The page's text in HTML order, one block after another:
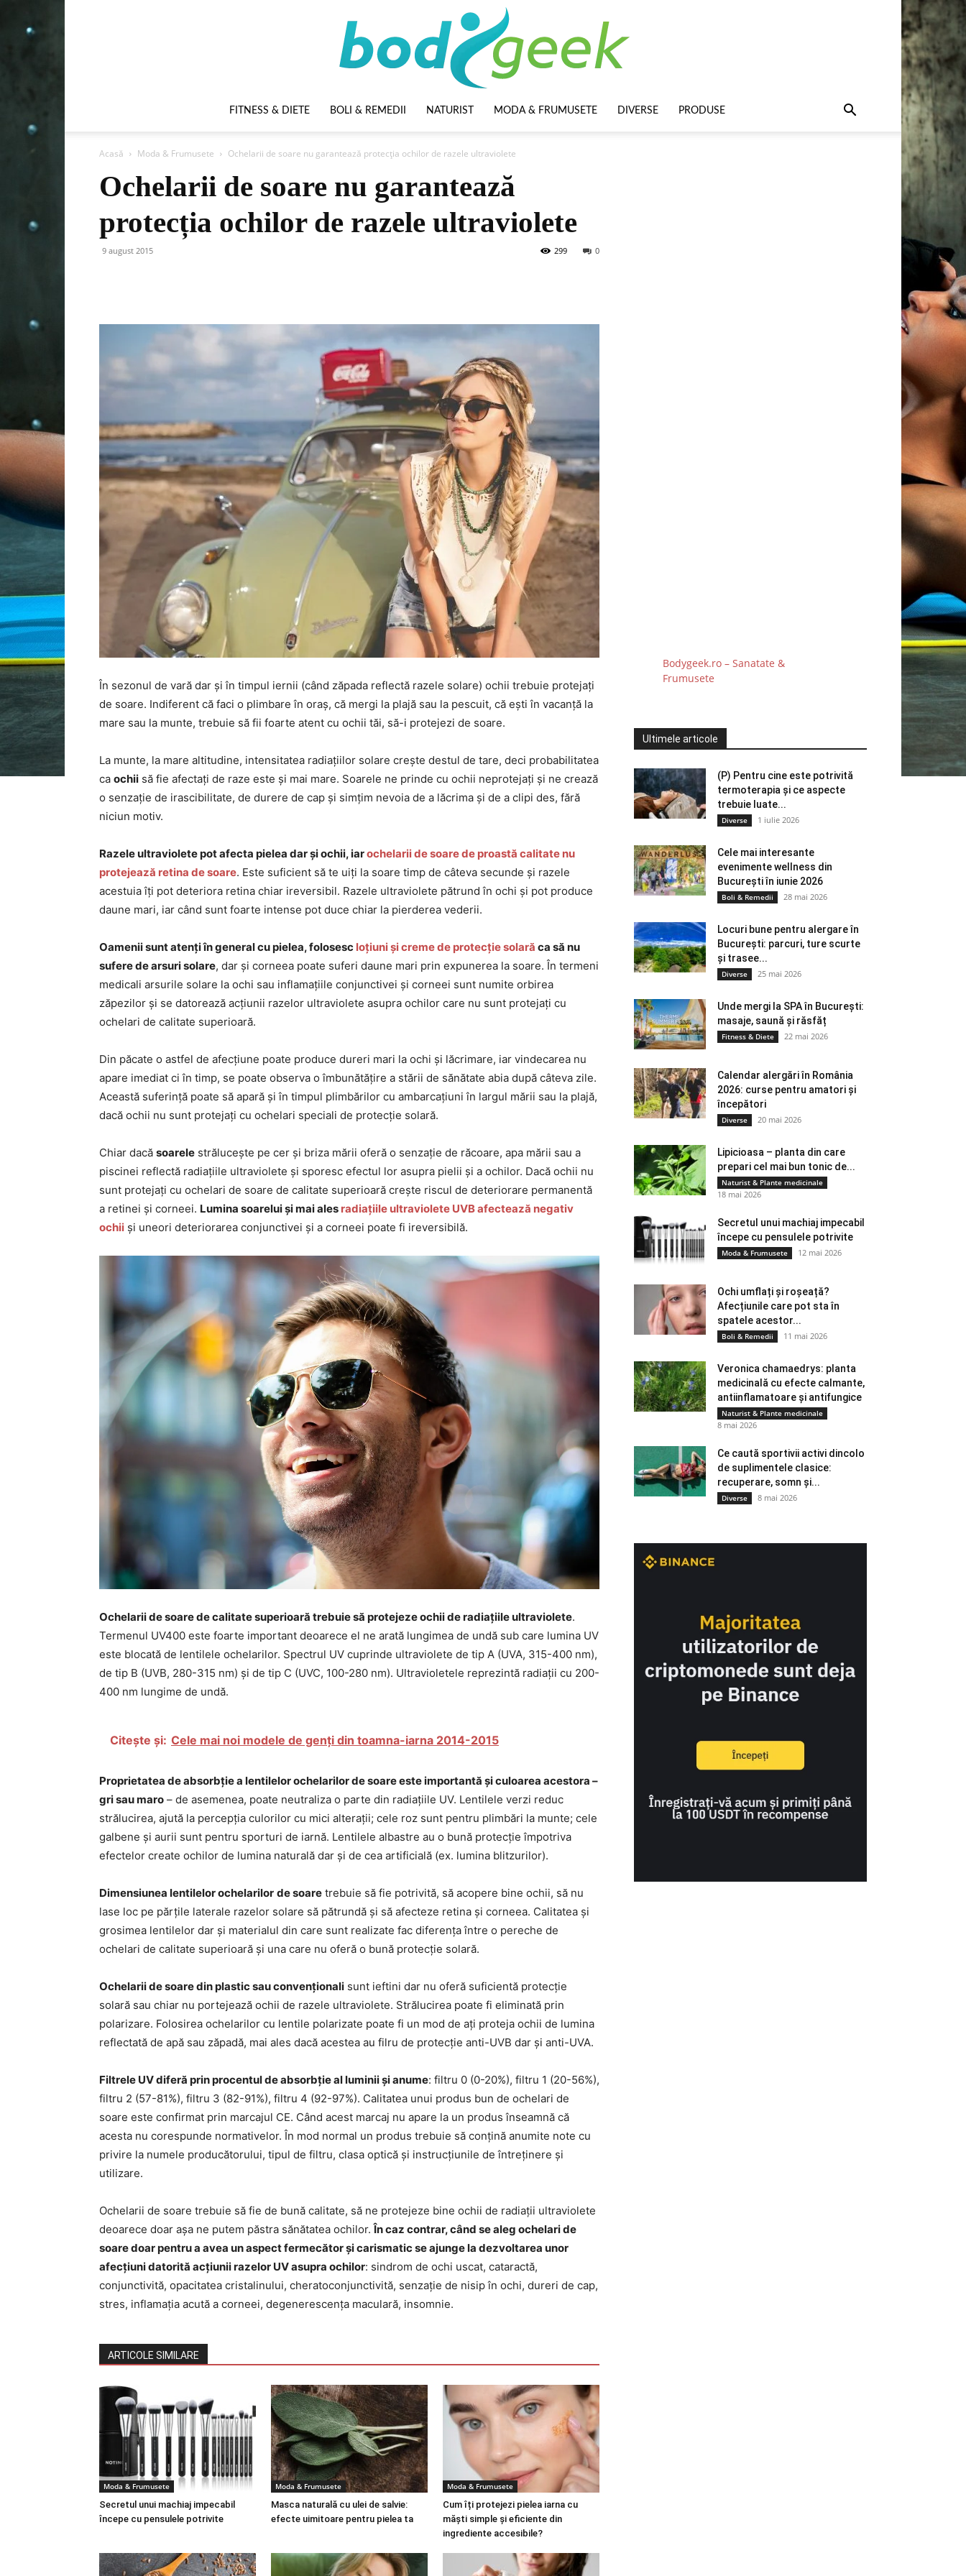
FITNESS & DIETE BOLI & REMEDII NATURIST MODA & FRUMUSETE DIVERSE PRODUSE
Acasă Moda & Frumusete Ochelarii de soare nu garantează protecția ochilor de razele ultraviolete
Ochelarii de soare nu garantează
protecția ochilor de razele ultraviolete
9 august 2015 0
299
În sezonul de vară dar și în timpul iernii (când zăpada reflectă razele solare) ochii trebuie protejați
de soare. Indiferent că faci o plimbare în oraș, că mergi la plajă sau la pescuit, că ești în vacanță la
mare sau la munte, trebuie să fii foarte atent cu ochii tăi, să-i protejezi de soare.
La munte, la mare altitudine, intensitatea radiațiilor solare crește destul de tare, deci probabilitatea
ca ochii să fie afectați de raze este și mai mare. Soarele ne prinde cu ochii neprotejați și ne crează
o senzație de irascibilitate, de durere de cap și simțim nevoia de a lăcrima și de a clipi des, fără
niciun motiv.
Razele ultraviolete pot afecta pielea dar și ochii, iarochelarii de soare de proastă calitate nu
protejează retina de soare. Este suficient să te uiți la soare timp de câteva secunde și razele
acestuia îți pot deteriora retina chiar ireversibil. Razele ultraviolete pătrund în ochi și pot produce
daune mari, iar când sunt foarte intense pot duce chiar la pierderea vederii.
Oamenii sunt atenți în general cu pielea, folosesc loțiuni și creme de protecție solară ca să nu
sufere de arsuri solare, dar și corneea poate suferi daune mari prin expunerea la soare. În termeni
medicali arsurile solare la ochi sau inflamațiile conjunctivei și corneei sunt numite orbirea
zăpezilor și se datorează acțiunii razelor ultraviolete asupra ochilor care nu sunt protejați cu
ochelari de calitate superioară.
Din păcate o astfel de afecțiune poate produce dureri mari la ochi și lăcrimare, iar vindecarea nu
apare imediat ci în timp, se poate observa o îmbunătățire a stării de sănătate abia după câteva zile.
Această suferință poate să apară și în timpul plimbărilor cu ambarcațiuni în largul mării sau la plajă,
dacă ochii nu sunt protejați cu ochelari speciali de protecție solară.
Chiar dacă soarele strălucește pe cer și briza mării oferă o senzație de răcoare, apa mării sau a
piscinei reflectă radiațiile ultraviolete și sporesc efectul lor asupra pielii și a ochilor. Dacă ochii nu
sunt protejați cu ochelari de soare de calitate superioară crește riscul de deteriorare permanentă
a retinei și corneei. Lumina soarelui și mai ales radiațiile ultraviolete UVB afectează negativ
ochii și uneori deteriorarea conjunctivei și a corneei poate fi ireversibilă.
Ochelarii de soare de calitate superioară trebuie să protejeze ochii de radiațiile ultraviolete.
Termenul UV400 este foarte important deoarece el ne arată lungimea de undă sub care lumina UV
este blocată de lentilele ochelarilor. Spectrul UV cuprinde ultraviolete de tip A (UVA, 315-400 nm),
de tip B (UVB, 280-315 nm) și de tip C (UVC, 100-280 nm). Ultravioletele reprezintă radiații cu 200-
400 nm lungime de undă.
Citește și: Cele mai noi modele de genți din toamna-iarna 2014-2015
Proprietatea de absorbție a lentilelor ochelarilor de soare este importantă și culoarea acestora –
gri sau maro – de asemenea, poate neutraliza o parte din radiațiile UV. Lentilele verzi reduc
strălucirea, ajută la percepția culorilor cu mici alterații; cele roz sunt pentru plimbări la munte; cele
galbene și aurii sunt pentru sporturi de iarnă. Lentilele albastre au o bună protecție împotriva
efectelor create ochilor de lumina naturală dar și de cea artificială (ex. lumina blitzurilor).
Dimensiunea lentilelor ochelarilor de soare trebuie să fie potrivită, să acopere bine ochii, să nu
lase loc pe părțile laterale razelor solare să pătrundă și să afecteze retina și corneea. Calitatea și
grosimea lentilelor dar și materialul din care sunt realizate fac diferența între o pereche de
ochelari de calitate superioară și una care nu oferă o bună protecție solară.
Ochelarii de soare din plastic sau convenționali sunt ieftini dar nu oferă suficientă protecție
solară sau chiar nu portejează ochii de razele ultraviolete. Strălucirea poate fi eliminată prin
polarizare. Folosirea ochelarilor cu lentile polarizate poate fi un mod de ați proteja ochii de lumina
reflectată de apă sau zăpadă, mai ales dacă acestea au filru de protecție anti-UVB dar și anti-UVA.
Filtrele UV diferă prin procentul de absorbție al luminii și anume: filtru 0 (0-20%), filtru 1 (20-56%),
filtru 2 (57-81%), filtru 3 (82-91%), filtru 4 (92-97%). Calitatea unui produs bun de ochelari de
soare este confirmat prin marcajul CE. Când acest marcaj nu apare la un produs înseamnă că
acesta nu corespunde normativelor. În mod normal un produs trebuie să conțină anumite note cu
privire la numele producătorului, tipul de filtru, clasa optică și instrucțiunile de întreținere și
utilizare.
Ochelarii de soare trebuie să fie de bună calitate, să ne protejeze bine ochii de radiații ultraviolete
deoarece doar așa ne putem păstra sănătatea ochilor.În caz contrar, când se aleg ochelari de
soare doar pentru a avea un aspect fermecător și carismatic se ajunge la dezvoltarea unor
afecțiuni datorită acțiunii razelor UV asupra ochilor: sindrom de ochi uscat, cataractă,
conjunctivită, opacitatea cristalinului, cheratoconjunctivită, senzație de nisip în ochi, dureri de cap,
stres, inflamația acută a corneei, degenerescența maculară, insomnie.
ARTICOLE SIMILARE
Moda & Frumusete
Secretul unui machiaj impecabil
începe cu pensulele potrivite
Moda & Frumusete
Masca naturală cu ulei de salvie:
efecte uimitoare pentru pielea ta
Moda & Frumusete
Cum îți protejezi pielea iarna cu
măști simple și eficiente din
ingrediente accesibile?
Bodygeek.ro – Sanatate &
Frumusete
Ultimele articole
(P) Pentru cine este potrivită
termoterapia și ce aspecte
trebuie luate...
Diverse 1 iulie 2026
Cele mai interesante
evenimente wellness din
București în iunie 2026
Boli & Remedii 28 mai 2026
Locuri bune pentru alergare în
București: parcuri, ture scurte
și trasee...
Diverse 25 mai 2026
Unde mergi la SPA în București:
masaje, saună și răsfăț
Fitness & Diete 22 mai 2026
Calendar alergări în România
2026: curse pentru amatori și
începători
Diverse 20 mai 2026
Lipicioasa – planta din care
prepari cel mai bun tonic de...
Naturist & Plante medicinale
18 mai 2026
Secretul unui machiaj impecabil
începe cu pensulele potrivite
Moda & Frumusete 12 mai 2026
Ochi umflați și roșeață?
Afecțiunile care pot sta în
spatele acestor...
Boli & Remedii 11 mai 2026
Veronica chamaedrys: planta
medicinală cu efecte calmante,
antiinflamatoare și antifungice
Naturist & Plante medicinale
8 mai 2026
Ce caută sportivii activi dincolo
de suplimentele clasice:
recuperare, somn și...
Diverse 8 mai 2026